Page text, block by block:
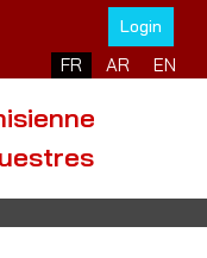
Login
Sélectionnez votre
FR AR EN